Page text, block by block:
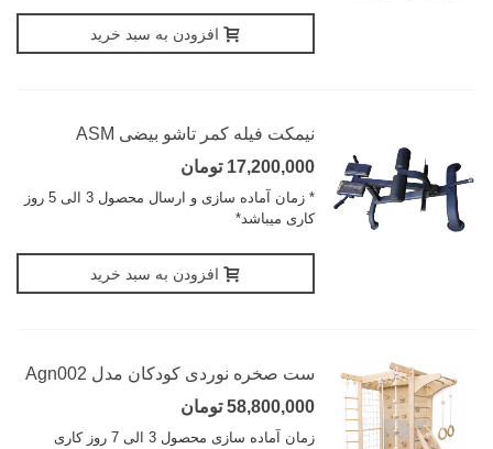
افزودن به سبد خرید
نیمکت فیله کمر تاشو بیضی ASM
17,200,000 تومان
* زمان آماده سازی و ارسال محصول 3 الی 5 روز
کاری میباشد*
افزودن به سبد خرید
ست صخره نوردی کودکان مدل Agn002
58,800,000 تومان
زمان آماده سازی محصول 3 الی 7 روز کاری